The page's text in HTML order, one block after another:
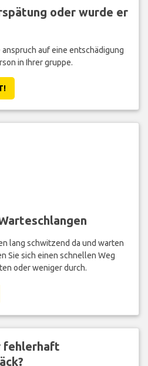
oder wurde er
auf eine entschädigung
in Ihrer gruppe.
lang schwitzend da und warten
Sie sich einen schnellen Weg
oder weniger durch.